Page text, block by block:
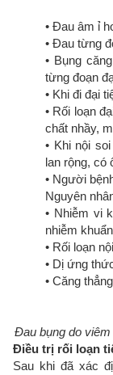
• Đau âm ỉ
• Đau từng
• Bụng
từng đoạn
• Khi đi đại
• Rối loạn
chất nhầy,
• Khi nội
lan rộng, có
• Người
Nguyên
• Nhiễm vi
nhiễm
• Rối loạn
• Dị ứng
• Căng
Đau bụng do
Điều trị rối loạn
Sau khi đã xác